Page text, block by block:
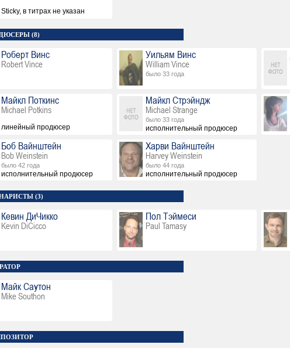
Sticky, в титрах не указан
(8)
Роберт Винс
Robert Vince
Уильям Винс
William Vince
было 33 года
Майкл Поткинс
Michael Potkins
линейный продюсер
Майкл Стрэйндж
Michael Strange
было 33 года
исполнительный продюсер
Боб Вайнштейн
Bob Weinstein
было 42 года
исполнительный продюсер
Харви Вайнштейн
Harvey Weinstein
было 44 года
исполнительный продюсер
(3)
Кевин ДиЧикко
Kevin DiCicco
Пол Тэймеси
Paul Tamasy
Майк Саутон
Mike Southon